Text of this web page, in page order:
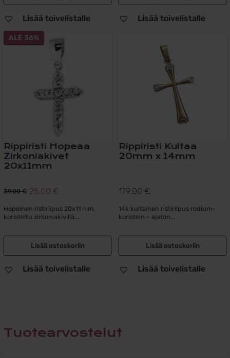
Lisää toivelistalle Lisää toivelistalle
ALE 36%
Rippiristi Hopeaa
Zirkoniakivet
20x11mm
39,00€
Alkuperäinen
hinta
oli:
39,00 €.
25,00 €
Nykyinen
hinta
on:
25,00 €.
Hopeinen ristiriipus 20x11 mm,
koristeltu zirkoniakivillä....
Lisää ostoskoriin
Lisää toivelistalle
Rippiristi Kultaa
20mm x 14mm
179,00 €
14k kultainen ristiriipus rodium-
koristein – ajaton...
Lisää ostoskoriin
Lisää toivelistalle
Tuotearvostelut